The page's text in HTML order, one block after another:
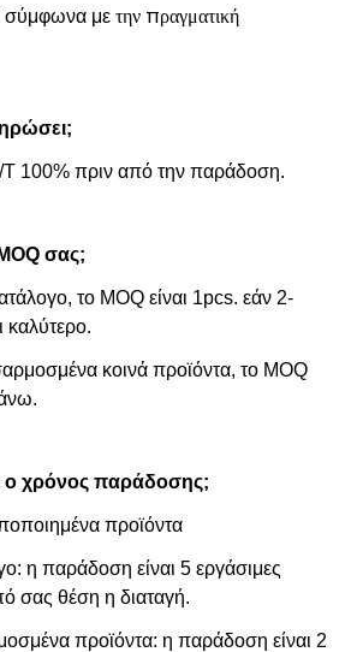
σύμφωνα με την πραγματική
100% πριν από την παράδοση.
σας;
το MOQ είναι 1pcs. εάν 2-
καλύτερο.
κοινά προϊόντα, το MOQ
ο χρόνος παράδοσης;
προϊόντα
η παράδοση είναι 5 εργάσιμες
σας θέση η διαταγή.
προϊόντα: η παράδοση είναι 2